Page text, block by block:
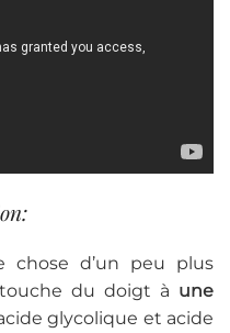
chose d’un peu plus
du doigt à une
glycolique et acide